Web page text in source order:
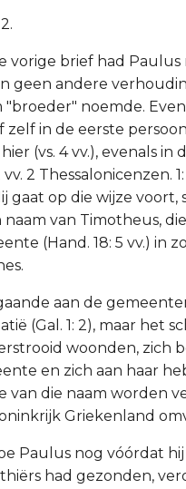
vorige brief had Paulus
geen andere
noemde.
zelf in de eerste
hier (vs. 4 vv.), evenals
vv. 2 Thessalonicenzen.
gaat op die wijze
van Timotheus,
(Hand. 18: 5 vv.) in
aan de
(Gal. 1: 2), maar het
woonden, zich
en zich aan haar
van die naam worden
Griekenland
Paulus nog vóórdat
had gezonden,